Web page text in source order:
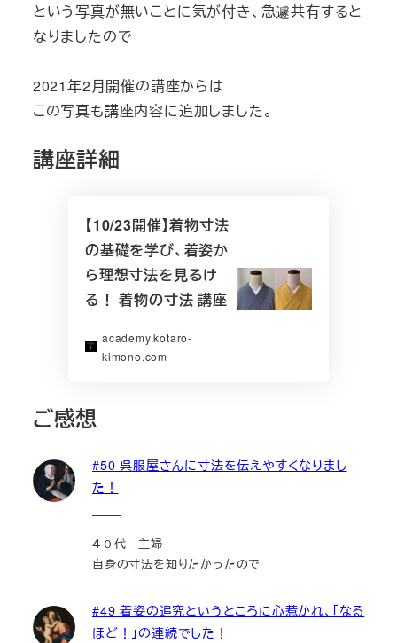
という写真が無いことに気が付き、急遽共有すると
なりましたので
2021年2月開催の講座からは
この写真も講座内容に追加しました。
講座詳細
【10/23開催】着物寸法
の基礎を学び、着姿か
ら理想寸法を見るけ
る！ 着物の寸法 講座
academy.kotaro-
kimono.com
ご感想
#50 呉服屋さんに寸法を伝えやすくなりまし
た！
４０代 主婦
自身の寸法を知りたかったので
#49 着姿の追究というところに心惹かれ、「なる
ほど！」の連続でした！